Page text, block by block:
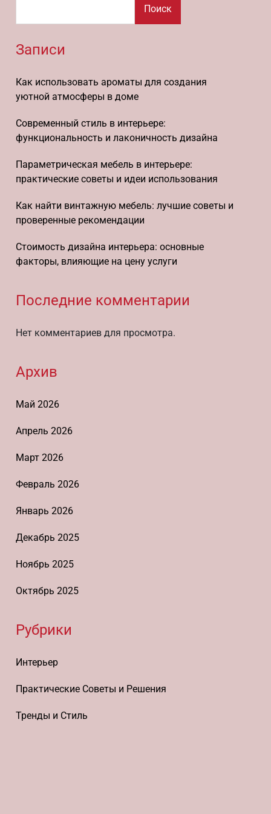
Поиск
Записи
Как использовать ароматы для создания
уютной атмосферы в доме
Современный стиль в интерьере:
функциональность и лаконичность дизайна
Параметрическая мебель в интерьере:
практические советы и идеи использования
Как найти винтажную мебель: лучшие советы и
проверенные рекомендации
Стоимость дизайна интерьера: основные
факторы, влияющие на цену услуги
Последние комментарии
Нет комментариев для просмотра.
Архив
Май 2026
Апрель 2026
Март 2026
Февраль 2026
Январь 2026
Декабрь 2025
Ноябрь 2025
Октябрь 2025
Рубрики
Интерьер
Практические Советы и Решения
Тренды и Стиль